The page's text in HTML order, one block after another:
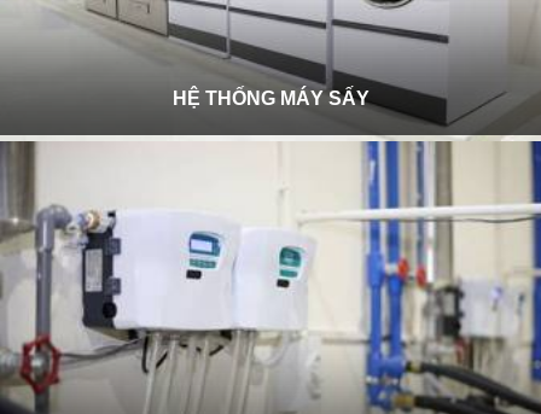
HỆ THỐNG MÁY SẤY